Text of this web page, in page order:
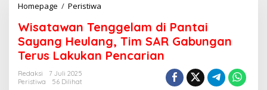
Homepage / Peristiwa
s
a
t
Wisatawan Tenggelam di Pantai
Sayang Heulang, Tim SAR Gabungan
Terus Lakukan Pencarian
Redaksi
7 Juli 2025
Peristiwa
56 Dilihat